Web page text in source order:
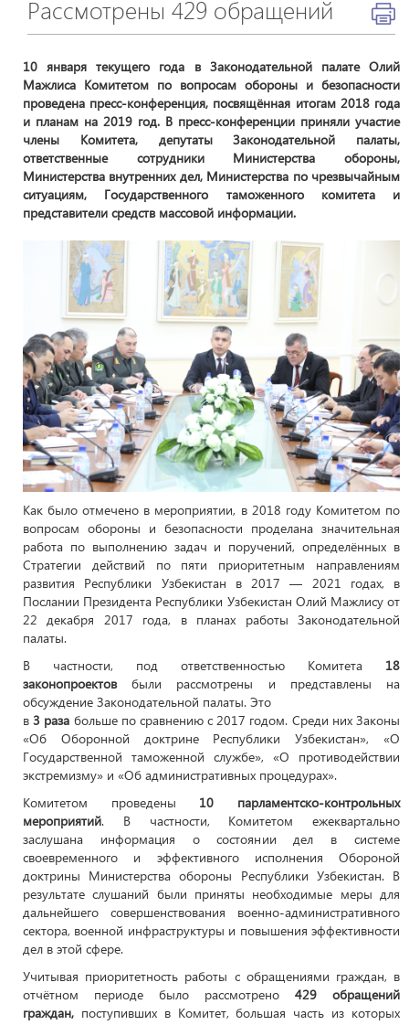
Рассмотрены 429 обращений
10 января текущего года в Законодательной палате Олий
Мажлиса Комитетом по вопросам обороны и безопасности
проведена пресс-конференция, посвящённая итогам 2018 года
и планам на 2019 год. В пресс-конференции приняли участие
члены Комитета, депутаты Законодательной палаты,
ответственные сотрудники Министерства обороны,
Министерства внутренних дел, Министерства по чрезвычайным
ситуациям, Государственного таможенного комитета и
представители средств массовой информации.
Как было отмечено в мероприятии, в 2018 году Комитетом по
вопросам обороны и безопасности проделана значительная
работа по выполнению задач и поручений, определённых в
Стратегии действий по пяти приоритетным направлениям
развития Республики Узбекистан в 2017 — 2021 годах, в
Послании Президента Республики Узбекистан Олий Мажлису от
22 декабря 2017 года, в планах работы Законодательной
палаты.
В частности, под ответственностью Комитета 18
законопроектовбыли рассмотрены и представлены на
обсуждение Законодательной палаты. Это
в 3 раза больше по сравнению с 2017 годом. Среди них Законы
«Об Оборонной доктрине Республики Узбекистан», «О
Государственной таможенной службе», «О противодействии
экстремизму» и «Об административных процедурах».
Комитетом проведены 10 парламентско-контрольных
мероприятий. В частности, Комитетом ежеквартально
заслушана информация о состоянии дел в системе
своевременного и эффективного исполнения Обороной
доктрины Министерства обороны Республики Узбекистан. В
результате слушаний были приняты необходимые меры для
дальнейшего совершенствования военно-административного
сектора, военной инфраструктуры и повышения эффективности
дел в этой сфере.
Учитывая приоритетность работы с обращениями граждан, в
отчётном периоде было рассмотрено 429 обращений
граждан, поступивших в Комитет, большая часть из которых